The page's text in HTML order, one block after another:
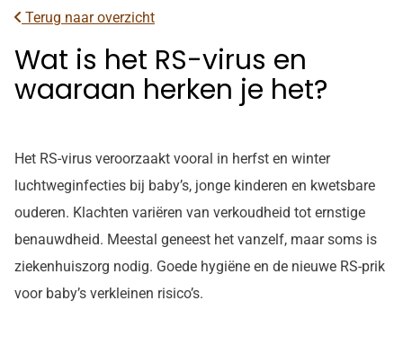
Terug naar overzicht
Wat is het RS-virus en
waaraan herken je het?
Het RS-virus veroorzaakt vooral in herfst en winter
luchtweginfecties bij baby’s, jonge kinderen en kwetsbare
ouderen. Klachten variëren van verkoudheid tot ernstige
benauwdheid. Meestal geneest het vanzelf, maar soms is
ziekenhuiszorg nodig. Goede hygiëne en de nieuwe RS-prik
voor baby’s verkleinen risico’s.